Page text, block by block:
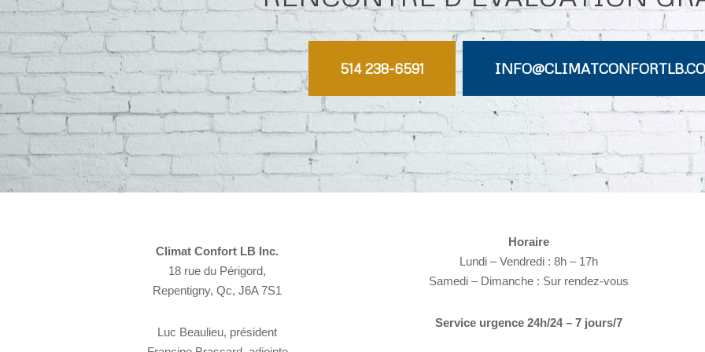
514 238-6591
Climat Confort LB Inc.
18 rue du Périgord,
Repentigny, Qc, J6A 7S1
Luc Beaulieu, président
Horaire
Lundi – Vendredi : 8h – 17h
Samedi – Dimanche : Sur rendez-vous
Service urgence 24h/24 – 7 jours/7